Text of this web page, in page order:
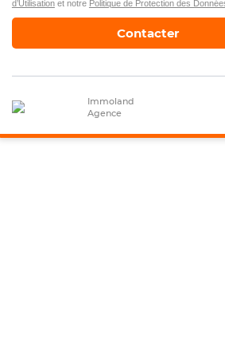
d’Utilisationet notre Politique de Protection des
Contacter
Immoland
Agence